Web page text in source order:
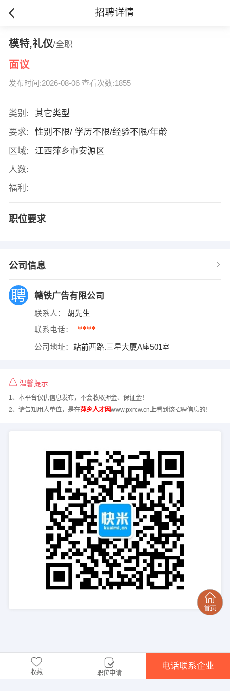
招聘详情
模特,礼仪/全职
面议
发布时间:2026-08-06 查看次数:1855
类别:
其它类型
要求:
性别不限/ 学历不限/经验不限/年龄
区域:
江西萍乡市安源区
人数:
福利:
职位要求
公司信息
赣铁广告有限公司
联系人： 胡先生
联系电话： ****
公司地址： 站前西路.三星大厦A座501室
温馨提示
1、本平台仅供信息发布，不会收取押金、保证金！
2、请告知用人单位，是在萍乡人才网www.pxrcw.cn上看到该招聘信息的！
收藏 职位申请
电话联系企业